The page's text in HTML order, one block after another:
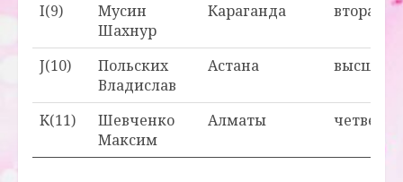
I(9)
Мусин
Шахнур
Караганда вторая
J(10)
Польских
Владислав
Астана высшая
K(11)
Шевченко
Максим
Алматы